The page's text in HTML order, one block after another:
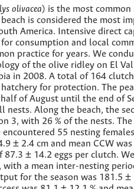
olivacea) is the most
is considered the most
America. Intensive direct
consumption and local
practice for years. We
of the olive ridley on El
in 2008. A total of 164
for protection. The
of August until the end of
nests. Along the beach, the
3, with 26 % of the nests.
encountered 55 nesting
± 2.4 cm and mean CCW
87.3 ± 14.2 eggs per clutch.
with a mean inter-nesting
for the season was 181.5 ±